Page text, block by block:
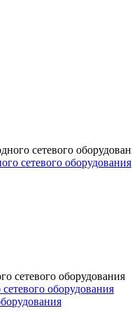
сетевого оборудования
оборудования